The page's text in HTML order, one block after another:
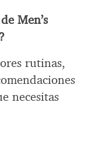
Men’s
rutinas,
necesitas